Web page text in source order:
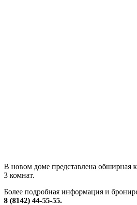
В новом доме представлена обширная
3 комнат.
Более подробная информация и
8 (8142) 44-55-55.